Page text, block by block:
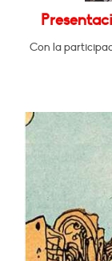
Con la